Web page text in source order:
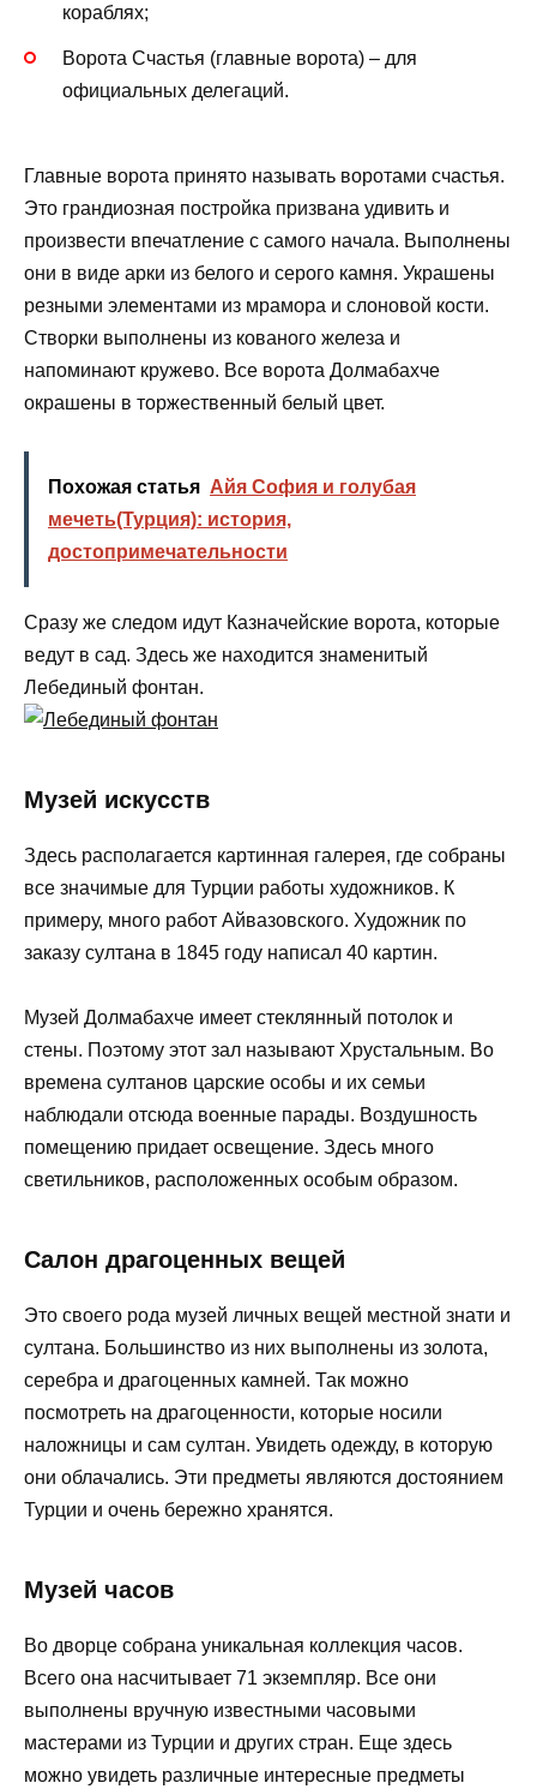
кораблях;
Ворота Счастья (главные ворота) – для
официальных делегаций.
Главные ворота принято называть воротами счастья.
Это грандиозная постройка призвана удивить и
произвести впечатление с самого начала. Выполнены
они в виде арки из белого и серого камня. Украшены
резными элементами из мрамора и слоновой кости.
Створки выполнены из кованого железа и
напоминают кружево. Все ворота Долмабахче
окрашены в торжественный белый цвет.
Похожая статья Айя София и голубая
мечеть(Турция): история,
достопримечательности
Сразу же следом идут Казначейские ворота, которые
ведут в сад. Здесь же находится знаменитый
Лебединый фонтан.
Музей искусств
Здесь располагается картинная галерея, где собраны
все значимые для Турции работы художников. К
примеру, много работ Айвазовского. Художник по
заказу султана в 1845 году написал 40 картин.
Музей Долмабахче имеет стеклянный потолок и
стены. Поэтому этот зал называют Хрустальным. Во
времена султанов царские особы и их семьи
наблюдали отсюда военные парады. Воздушность
помещению придает освещение. Здесь много
светильников, расположенных особым образом.
Салон драгоценных вещей
Это своего рода музей личных вещей местной знати и
султана. Большинство из них выполнены из золота,
серебра и драгоценных камней. Так можно
посмотреть на драгоценности, которые носили
наложницы и сам султан. Увидеть одежду, в которую
они облачались. Эти предметы являются достоянием
Турции и очень бережно хранятся.
Музей часов
Во дворце собрана уникальная коллекция часов.
Всего она насчитывает 71 экземпляр. Все они
выполнены вручную известными часовыми
мастерами из Турции и других стран. Еще здесь
можно увидеть различные интересные предметы